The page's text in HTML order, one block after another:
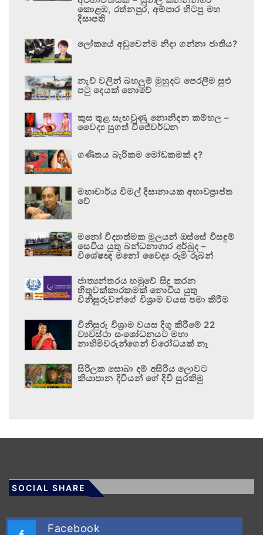
කොළඹ, රත්නපුර, අම්පාර හිටපු මහ
දිසාපති
ලෝකයේ අඩුවෙන්ම නිදා ගන්නා ජාතිය?
නැව් වලින් බහලුම් මුහුදට පෙරලීම සුළු
පටු දෙයක් නොවේ
කුස තුළ සැඟවුණු නොනිදන කම්හල –
වෛද්‍ය සුගත් විජේවර්ධන
ගණිතය බැරිකම මෝඩකමක් ද?
මහාචාර්ය විමල් දිසානායක අභාවප්‍රාප්ත
වේ
මනෝ විද්‍යාත්මක මූලයන් ඔස්සේ විසඳුම්
සෙවිය යුතු බන්ධනාගාර අර්බුද –
විශේෂඥ මනෝ වෛද්‍ය රූමි රූබන්
ජාත්‍යන්තරය හමුවේ සිදු කරන
හිතුවක්කාරකමක් නොවිය යුතු
විනිසුරුවන්ගේ විශ්‍රාම වයස පමා කිරීම
විනිසුරු විශ්‍රාම වයස දිගු කිරීමේ 22
ව්‍යවස්ථා සංශෝධනයට මහා
නාහිමිවරුන්ගෙන් විරෝධයක් නෑ
සිරිලක සොබා දම් අසිරිය ලොවට
කියාපාන දිවියන් ගේ දිවි සුරකිමු
SOCIAL SHARE
Facebook